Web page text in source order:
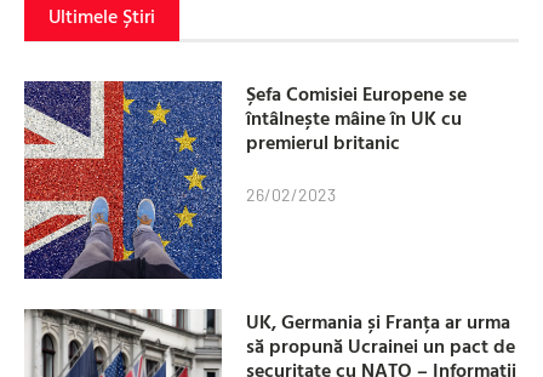
Ultimele Știri
Șefa Comisiei Europene se
întâlnește mâine în UK cu
premierul britanic
26/02/2023
UK, Germania și Franța ar urma
să propună Ucrainei un pact de
securitate cu NATO – Informații